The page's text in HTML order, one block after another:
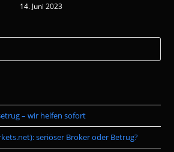
14. Juni 2023
the
– wir helfen sofort
seriöser Broker oder Betrug?